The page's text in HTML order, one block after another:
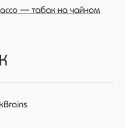
— табак на чайном